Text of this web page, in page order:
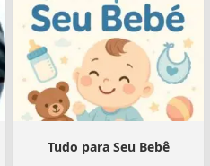
Tudo para Seu Bebê